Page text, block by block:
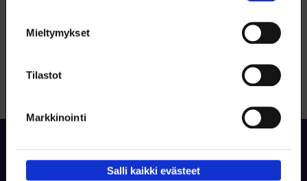
Mieltymykset
Tilastot
Markkinointi
Salli kaikki evästeet
Professional development